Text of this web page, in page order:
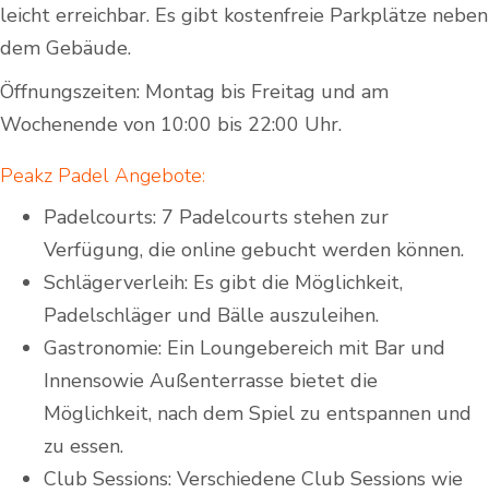
leicht erreichbar. Es gibt kostenfreie Parkplätze neben
dem Gebäude.
Öffnungszeiten: Montag bis Freitag und am
Wochenende von 10:00 bis 22:00 Uhr.
Peakz Padel Angebote:
Padelcourts: 7 Padelcourts stehen zur
Verfügung, die online gebucht werden können.
Schlägerverleih: Es gibt die Möglichkeit,
Padelschläger und Bälle auszuleihen.
Gastronomie: Ein Loungebereich mit Bar und
Innensowie Außenterrasse bietet die
Möglichkeit, nach dem Spiel zu entspannen und
zu essen.
Club Sessions: Verschiedene Club Sessions wie